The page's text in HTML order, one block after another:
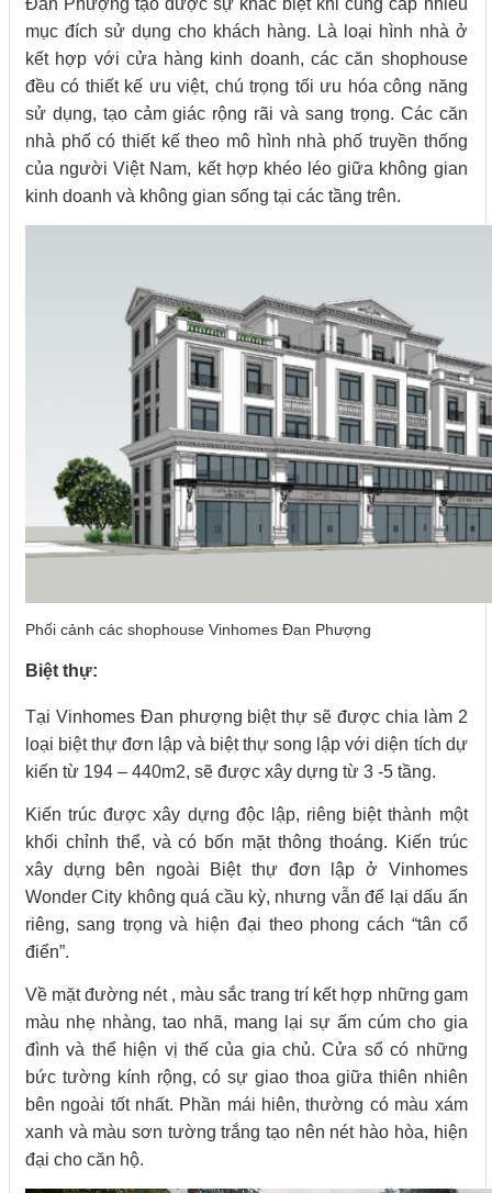
mục đích sử dụng cho khách hàng. Là loại hình nhà ở
kết hợp với cửa hàng kinh doanh, các căn shophouse
đều có thiết kế ưu việt, chú trọng tối ưu hóa công năng
sử dụng, tạo cảm giác rộng rãi và sang trọng. Các căn
nhà phố có thiết kế theo mô hình nhà phố truyền thống
của người Việt Nam, kết hợp khéo léo giữa không gian
kinh doanh và không gian sống tại các tầng trên.
Phối cảnh các shophouse Vinhomes Đan Phượng
Biệt thự:
Tại Vinhomes Đan phượng biệt thự sẽ được chia làm 2
loại biệt thự đơn lập và biệt thự song lập với diện tích dự
kiến từ 194 – 440m2, sẽ được xây dựng từ 3 -5 tầng.
Kiến trúc được xây dựng độc lập, riêng biệt thành một
khối chỉnh thể, và có bốn mặt thông thoáng. Kiến trúc
xây dựng bên ngoài Biệt thự đơn lập ở Vinhomes
Wonder City không quá cầu kỳ, nhưng vẫn để lại dấu ấn
riêng, sang trọng và hiện đại theo phong cách “tân cổ
điển”.
Về mặt đường nét , màu sắc trang trí kết hợp những gam
màu nhẹ nhàng, tao nhã, mang lại sự ấm cúm cho gia
đình và thể hiện vị thế của gia chủ. Cửa sổ có những
bức tường kính rộng, có sự giao thoa giữa thiên nhiên
bên ngoài tốt nhất. Phần mái hiên, thường có màu xám
xanh và màu sơn tường trắng tạo nên nét hào hòa, hiện
đại cho căn hộ.